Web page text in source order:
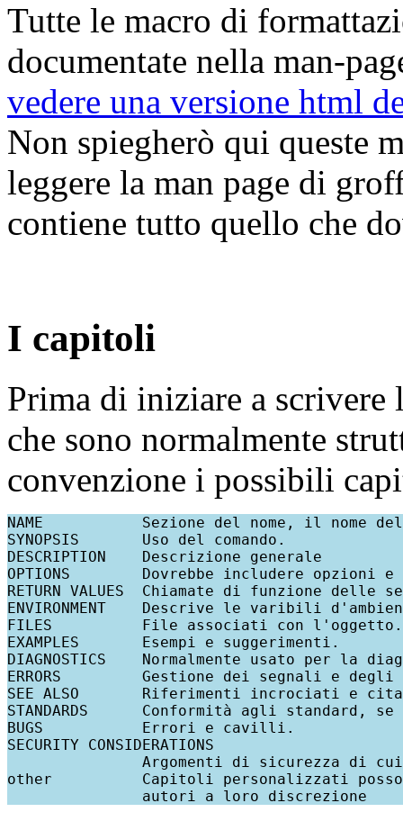
Tutte le macro di
documentate nella man-
vedere una versione html
Non spiegherò qui queste
leggere la man page di
contiene tutto quello che
I capitoli
Prima di iniziare a scrivere
che sono normalmente
convenzione i possibili
NAME           Sezione del nome, il nome
SYNOPSIS       Uso del comando.
DESCRIPTION    Descrizione generale
OPTIONS        Dovrebbe includere opzioni
RETURN VALUES  Chiamate di funzione delle
ENVIRONMENT    Descrive le varibili
FILES          File associati con l'oggetto.
EXAMPLES       Esempi e suggerimenti.
DIAGNOSTICS    Normalmente usato per la
ERRORS         Gestione dei segnali e
SEE ALSO       Riferimenti incrociati e
STANDARDS      Conformità agli standard,
BUGS           Errori e cavilli.
SECURITY CONSIDERATIONS
Argomenti di sicurezza di
other          Capitoli personalizzati